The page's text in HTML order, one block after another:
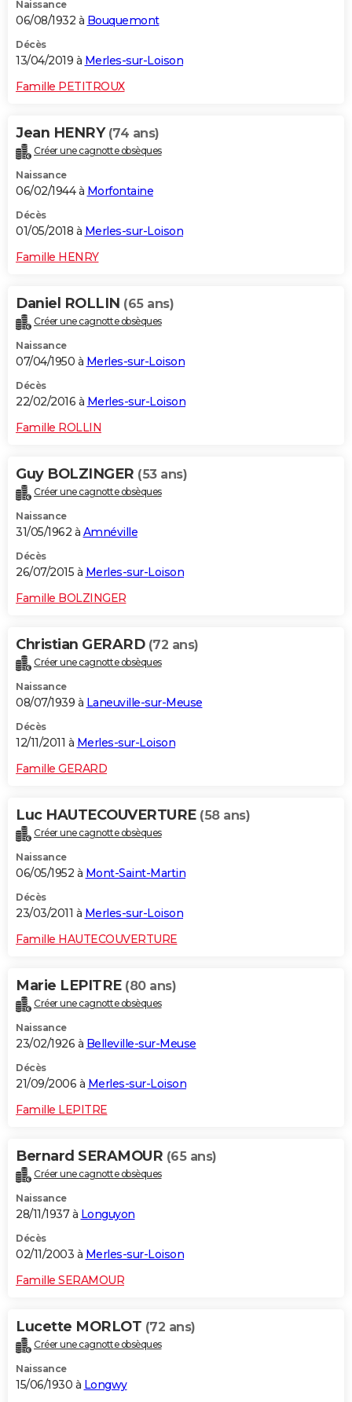
Naissance
06/08/1932 à Bouquemont
Décès
13/04/2019 à Merles-sur-Loison
Famille PETITROUX
Jean HENRY (74 ans)
Créer une cagnotte obsèques
Naissance
06/02/1944 à Morfontaine
Décès
01/05/2018 à Merles-sur-Loison
Famille HENRY
Daniel ROLLIN (65 ans)
Créer une cagnotte obsèques
Naissance
07/04/1950 à Merles-sur-Loison
Décès
22/02/2016 à Merles-sur-Loison
Famille ROLLIN
Guy BOLZINGER (53 ans)
Créer une cagnotte obsèques
Naissance
31/05/1962 à Amnéville
Décès
26/07/2015 à Merles-sur-Loison
Famille BOLZINGER
Christian GERARD (72 ans)
Créer une cagnotte obsèques
Naissance
08/07/1939 à Laneuville-sur-Meuse
Décès
12/11/2011 à Merles-sur-Loison
Famille GERARD
Luc HAUTECOUVERTURE (58 ans)
Créer une cagnotte obsèques
Naissance
06/05/1952 à Mont-Saint-Martin
Décès
23/03/2011 à Merles-sur-Loison
Famille HAUTECOUVERTURE
Marie LEPITRE (80 ans)
Créer une cagnotte obsèques
Naissance
23/02/1926 à Belleville-sur-Meuse
Décès
21/09/2006 à Merles-sur-Loison
Famille LEPITRE
Bernard SERAMOUR (65 ans)
Créer une cagnotte obsèques
Naissance
28/11/1937 à Longuyon
Décès
02/11/2003 à Merles-sur-Loison
Famille SERAMOUR
Lucette MORLOT (72 ans)
Créer une cagnotte obsèques
Naissance
15/06/1930 à Longwy